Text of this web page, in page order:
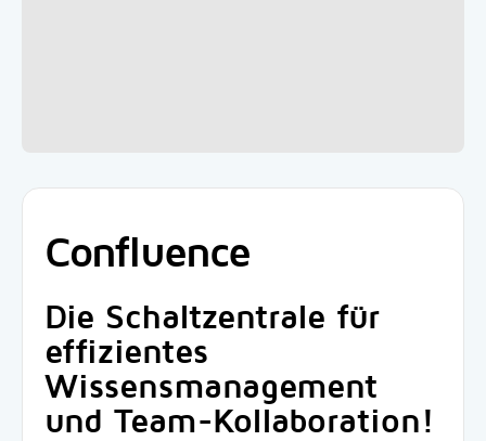
Confluence
Die Schaltzentrale für
effizientes
Wissensmanagement
und Team-Kollaboration!